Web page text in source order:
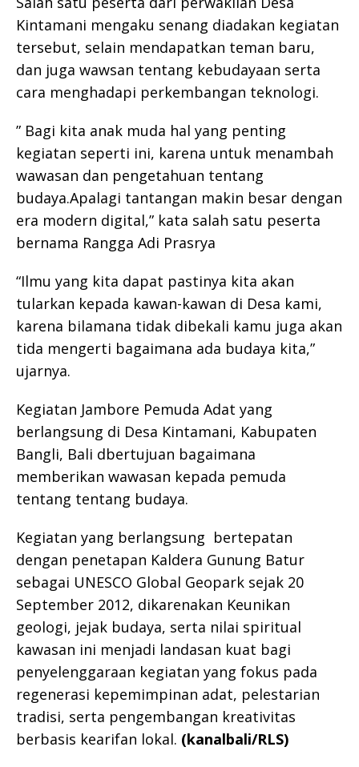
Kintamani mengaku senang diadakan kegiatan
tersebut, selain mendapatkan teman baru,
dan juga wawsan tentang kebudayaan serta
cara menghadapi perkembangan teknologi.
” Bagi kita anak muda hal yang penting
kegiatan seperti ini, karena untuk menambah
wawasan dan pengetahuan tentang
budaya.Apalagi tantangan makin besar dengan
era modern digital,” kata salah satu peserta
bernama Rangga Adi Prasrya
“Ilmu yang kita dapat pastinya kita akan
tularkan kepada kawan-kawan di Desa kami,
karena bilamana tidak dibekali kamu juga akan
tida mengerti bagaimana ada budaya kita,”
ujarnya.
Kegiatan Jambore Pemuda Adat yang
berlangsung di Desa Kintamani, Kabupaten
Bangli, Bali dbertujuan bagaimana
memberikan wawasan kepada pemuda
tentang tentang budaya.
Kegiatan yang berlangsung bertepatan
dengan penetapan Kaldera Gunung Batur
sebagai UNESCO Global Geopark sejak 20
September 2012, dikarenakan Keunikan
geologi, jejak budaya, serta nilai spiritual
kawasan ini menjadi landasan kuat bagi
penyelenggaraan kegiatan yang fokus pada
regenerasi kepemimpinan adat, pelestarian
tradisi, serta pengembangan kreativitas
berbasis kearifan lokal. (kanalbali/RLS)